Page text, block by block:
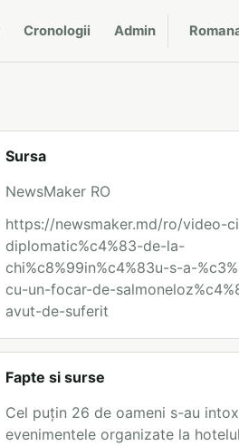
Cronologii Admin
Sursa
NewsMaker RO
https://newsmaker.md/ro/video-
diplomatic%c4%83-de-la-
chi%c8%99in%c4%83u-s-a-
cu-un-focar-de-
avut-de-suferit
Fapte si surse
Cel puțin 26 de oameni s-au
evenimentele organizate la